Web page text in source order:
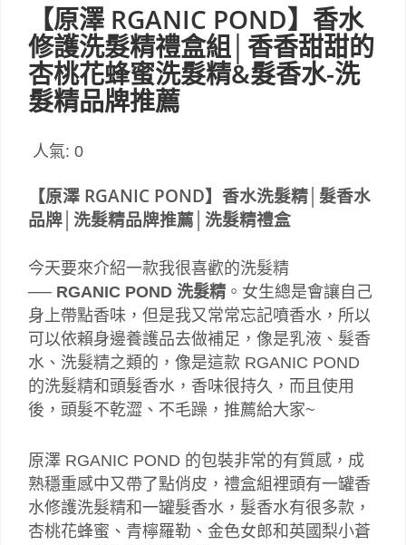
【原澤 RGANIC POND】香水
修護洗髮精禮盒組│香香甜甜的
杏桃花蜂蜜洗髮精&髮香水-洗
髮精品牌推薦
人氣: 0
【原澤 RGANIC POND】香水洗髮精│髮香水
品牌│洗髮精品牌推薦│洗髮精禮盒
今天要來介紹一款我很喜歡的洗髮精
── RGANIC POND 洗髮精 。女生總是會讓自己
身上帶點香味，但是我又常常忘記噴香水，所以
可以依賴身邊養護品去做補足，像是乳液、髮香
水、洗髮精之類的，像是這款 RGANIC POND
的洗髮精和頭髮香水，香味很持久，而且使用
後，頭髮不乾澀、不毛躁，推薦給大家~
原澤 RGANIC POND 的包裝非常的有質感，成
熟穩重感中又帶了點俏皮，禮盒組裡頭有一罐香
水修護洗髮精和一罐髮香水，髮香水有很多款，
杏桃花蜂蜜、青檸羅勒、金色女郎和英國梨小蒼